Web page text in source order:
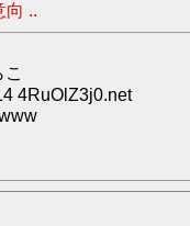
向 ..
4RuOlZ3j0.net